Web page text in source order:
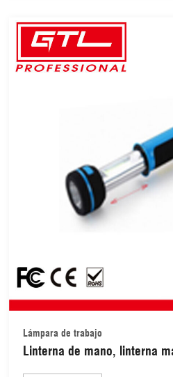
Lámpara de trabajo
Linterna de mano, linterna